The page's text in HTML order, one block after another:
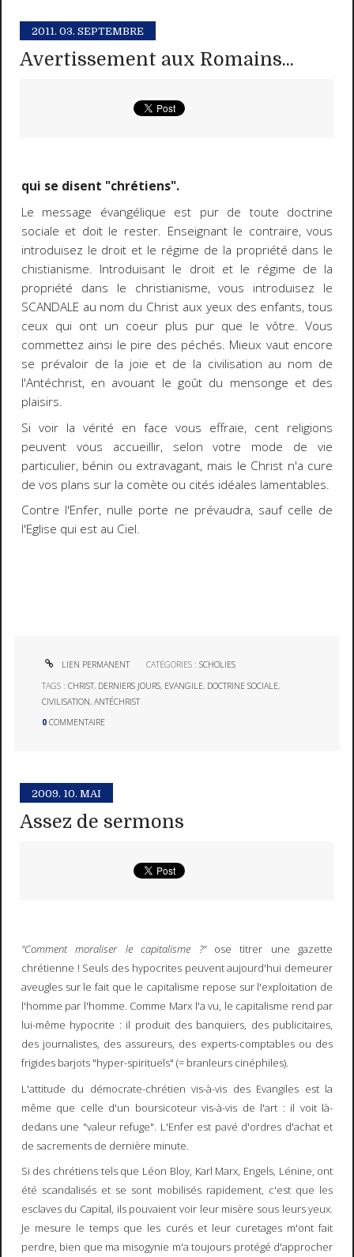
2011. 03. SEPTEMBRE
Avertissement aux Romains...
qui se disent "chrétiens".
Le message évangélique est pur de toute doctrine
sociale et doit le rester. Enseignant le contraire, vous
introduisez le droit et le régime de la propriété dans le
chistianisme. Introduisant le droit et le régime de la
propriété dans le christianisme, vous introduisez le
SCANDALE au nom du Christ aux yeux des enfants, tous
ceux qui ont un coeur plus pur que le vôtre. Vous
commettez ainsi le pire des péchés. Mieux vaut encore
se prévaloir de la joie et de la civilisation au nom de
l'Antéchrist, en avouant le goût du mensonge et des
plaisirs.
Si voir la vérité en face vous effraie, cent religions
peuvent vous accueillir, selon votre mode de vie
particulier, bénin ou extravagant, mais le Christ n'a cure
de vos plans sur la comète ou cités idéales lamentables.
Contre l'Enfer, nulle porte ne prévaudra, sauf celle de
l'Eglise qui est au Ciel.
LIEN PERMANENT CATÉGORIES :SCHOLIES
TAGS :CHRIST, DERNIERS JOURS, EVANGILE, DOCTRINE SOCIALE,
CIVILISATION,ANTÉCHRIST
0 COMMENTAIRE
2009. 10. MAI
Assez de sermons
"Comment moraliser le capitalisme ?"ose titrer une gazette
chrétienne ! Seuls des hypocrites peuvent aujourd'hui demeurer
aveugles sur le fait que le capitalisme repose sur l'exploitation de
l'homme par l'homme. Comme Marx l'a vu, le capitalisme rend par
lui-même hypocrite : il produit des banquiers, des publicitaires,
des journalistes, des assureurs, des experts-comptables ou des
frigides barjots "hyper-spirituels" (= branleurs cinéphiles).
L'attitude du démocrate-chrétien vis-à-vis des Evangiles est la
même que celle d'un boursicoteur vis-à-vis de l'art : il voit là-
dedans une "valeur refuge". L'Enfer est pavé d'ordres d'achat et
de sacrements de dernière minute.
Si des chrétiens tels que Léon Bloy, Karl Marx, Engels, Lénine, ont
été scandalisés et se sont mobilisés rapidement, c'est que les
esclaves du Capital, ils pouvaient voir leur misère sous leurs yeux.
Je mesure le temps que les curés et leur curetages m'ont fait
perdre, bien que ma misogynie m'a toujours protégé d'approcher